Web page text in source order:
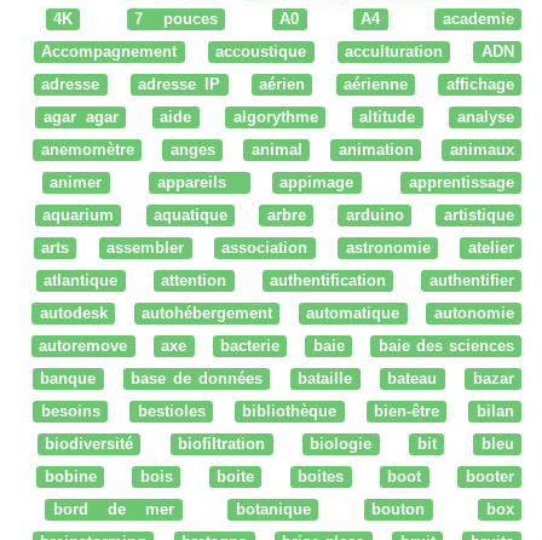
4K
7 pouces A0 A4
academie
Accompagnement
accoustique acculturation
ADN
adresse
adresse IP aérien aérienne
affichage
agar agar
aide algorythme altitude
analyse
anemomètre
anges animal animation
animaux
animer
appareils appimage
apprentissage
aquarium
aquatique arbre arduino
artistique
arts
assembler association astronomie
atelier
atlantique
attention authentification
authentifier
autodesk
autohébergement automatique
autonomie
autoremove
axe bacterie baie
baie des sciences
banque
base de données bataille bateau
bazar
besoins
bestioles bibliothèque bien-être
bilan
biodiversité
biofiltration biologie bit
bleu
bobine
bois boite boites boot
booter
bord de mer
botanique bouton
box